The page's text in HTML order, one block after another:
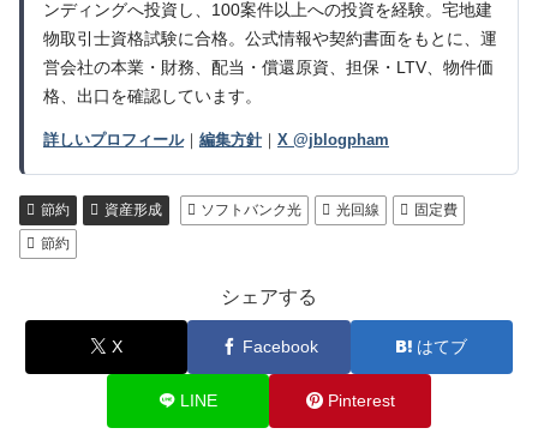
ンディングへ投資し、100案件以上への投資を経験。宅地建
物取引士資格試験に合格。公式情報や契約書面をもとに、運
営会社の本業・財務、配当・償還原資、担保・LTV、物件価
格、出口を確認しています。
詳しいプロフィール｜ 編集方針 ｜ X @jblogpham
節約 資産形成 ソフトバンク光 光回線
固定費
節約
シェアする
X Facebook はてブ
LINE Pinterest